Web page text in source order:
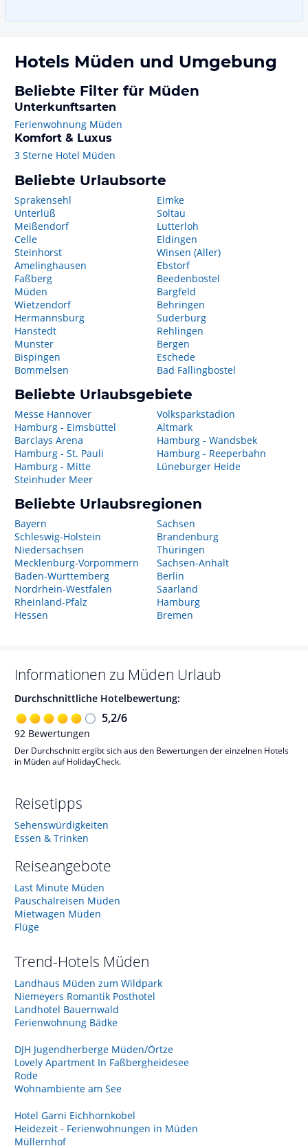
Hotels Müden und Umgebung
Beliebte Filter für Müden
Unterkunftsarten
Ferienwohnung Müden
Komfort & Luxus
3 Sterne Hotel Müden
Beliebte Urlaubsorte
Sprakensehl
Unterlüß
Meißendorf
Celle
Steinhorst
Amelinghausen
Faßberg
Müden
Wietzendorf
Hermannsburg
Hanstedt
Munster
Bispingen
Bommelsen
Eimke
Soltau
Lutterloh
Eldingen
Winsen (Aller)
Ebstorf
Beedenbostel
Bargfeld
Behringen
Suderburg
Rehlingen
Bergen
Eschede
Bad Fallingbostel
Beliebte Urlaubsgebiete
Messe Hannover
Hamburg - Eimsbüttel
Barclays Arena
Hamburg - St. Pauli
Hamburg - Mitte
Steinhuder Meer
Volksparkstadion
Altmark
Hamburg - Wandsbek
Hamburg - Reeperbahn
Lüneburger Heide
Beliebte Urlaubsregionen
Bayern
Schleswig-Holstein
Niedersachsen
Mecklenburg-Vorpommern
Baden-Württemberg
Nordrhein-Westfalen
Rheinland-Pfalz
Hessen
Sachsen
Brandenburg
Thüringen
Sachsen-Anhalt
Berlin
Saarland
Hamburg
Bremen
Informationen zu Müden Urlaub
Durchschnittliche Hotelbewertung:
5,2/6
92 Bewertungen
Der Durchschnitt ergibt sich aus den Bewertungen der einzelnen Hotels
in Müden auf HolidayCheck.
Reisetipps
Sehenswürdigkeiten
Essen & Trinken
Reiseangebote
Last Minute Müden
Pauschalreisen Müden
Mietwagen Müden
Flüge
Trend-Hotels Müden
Landhaus Müden zum Wildpark
Niemeyers Romantik Posthotel
Landhotel Bauernwald
Ferienwohnung Bädke
DJH Jugendherberge Müden/Örtze
Lovely Apartment In Faßbergheidesee
Rode
Wohnambiente am See
Hotel Garni Eichhornkobel
Heidezeit - Ferienwohnungen in Müden
Müllernhof